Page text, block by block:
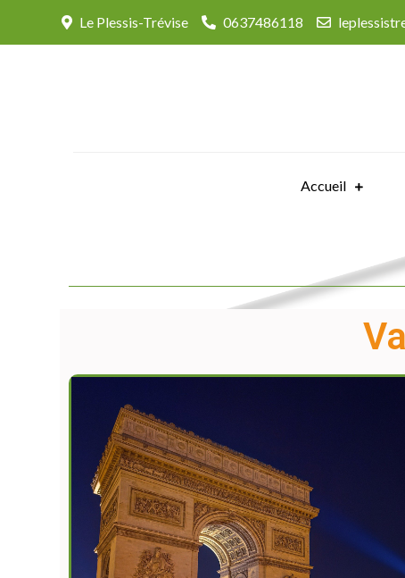
Le Plessis-Trévise 0637486118
Accueil